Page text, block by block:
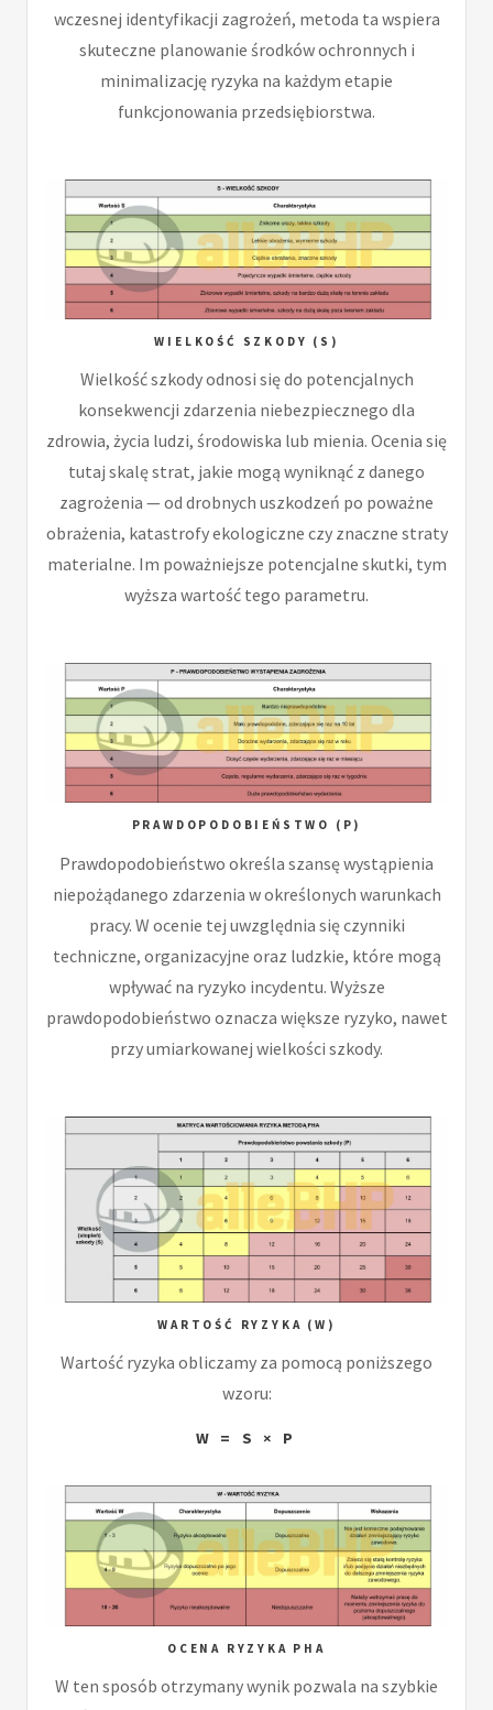
wczesnej identyfikacji zagrożeń, metoda ta wspiera
skuteczne planowanie środków ochronnych i
minimalizację ryzyka na każdym etapie
funkcjonowania przedsiębiorstwa.
WIELKOŚĆ SZKODY (S)
Wielkość szkody odnosi się do potencjalnych
konsekwencji zdarzenia niebezpiecznego dla
zdrowia, życia ludzi, środowiska lub mienia. Ocenia się
tutaj skalę strat, jakie mogą wyniknąć z danego
zagrożenia — od drobnych uszkodzeń po poważne
obrażenia, katastrofy ekologiczne czy znaczne straty
materialne. Im poważniejsze potencjalne skutki, tym
wyższa wartość tego parametru.
PRAWDOPODOBIEŃSTWO (P)
Prawdopodobieństwo określa szansę wystąpienia
niepożądanego zdarzenia w określonych warunkach
pracy. W ocenie tej uwzględnia się czynniki
techniczne, organizacyjne oraz ludzkie, które mogą
wpływać na ryzyko incydentu. Wyższe
prawdopodobieństwo oznacza większe ryzyko, nawet
przy umiarkowanej wielkości szkody.
WARTOŚĆ RYZYKA (W)
Wartość ryzyka obliczamy za pomocą poniższego
wzoru:
W = S × P
OCENA RYZYKA PHA
W ten sposób otrzymany wynik pozwala na szybkie